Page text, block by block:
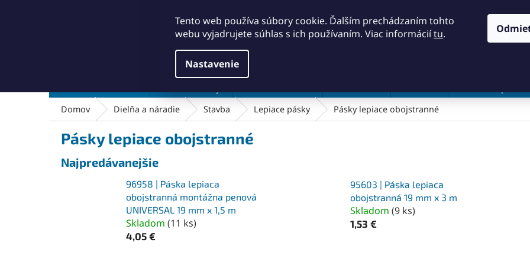
Tento web používa súbory cookie. Ďalším prechádzaním tohto
webu vyjadrujete súhlas s ich používaním. Viac informáciítu.
Nastavenie
Domov Dielňa a náradie Stavba Lepiace pásky Pásky lepiace obojstranné
Pásky lepiace obojstranné
Najpredávanejšie
96958 | Páska lepiaca
obojstranná montážna penová
UNIVERSAL 19 mm x 1,5 m
Skladom (11 ks)
4,05 €
95603 | Páska lepiaca
obojstranná 19 mm x 3 m
Skladom(9 ks)
1,53 €